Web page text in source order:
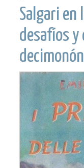
Salgari en
desafíos y